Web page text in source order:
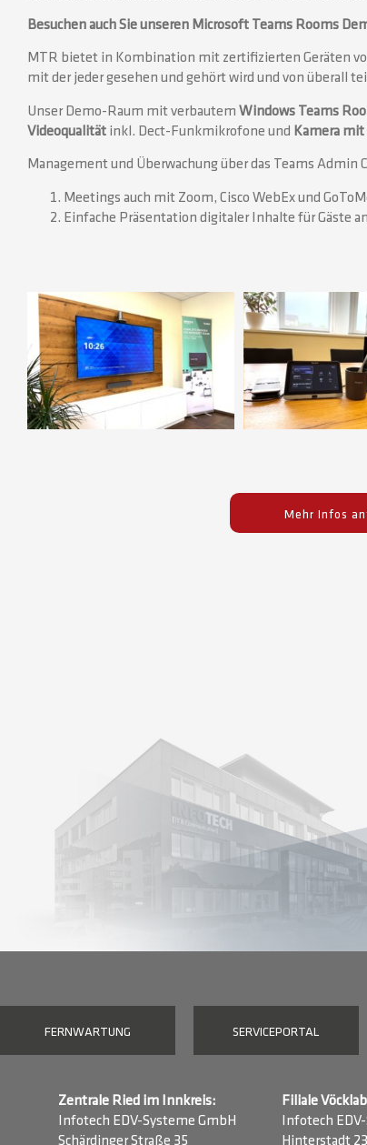
Besuchen auch Sie unseren Microsoft Teams Rooms
MTR bietet in Kombination mit zertifizierten Geräten
mit der jeder gesehen und gehört wird und von überall
Unser Demo-Raum mit verbautem Windows Teams
Videoqualität inkl. Dect-Funkmikrofone und Kamera
Management und Überwachung über das Teams Admin
Meetings auch mit Zoom, Cisco WebEx und
Einfache Präsentation digitaler Inhalte für Gäste
Mehr Infos
FERNWARTUNG SERVICEPORTAL
Zentrale Ried im Innkreis:
Infotech EDV-Systeme GmbH
Schärdinger Straße 35
Filiale
Infotech
Hinterstadt 23